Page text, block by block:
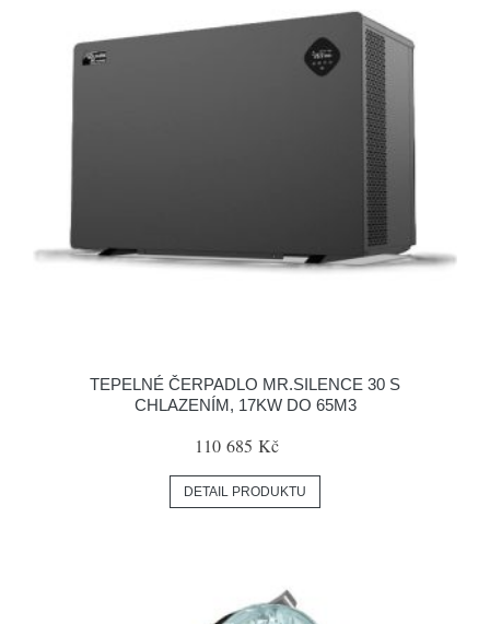
TEPELNÉ ČERPADLO MR.SILENCE 30 S
CHLAZENÍM, 17KW DO 65M3
110 685 Kč
DETAIL PRODUKTU